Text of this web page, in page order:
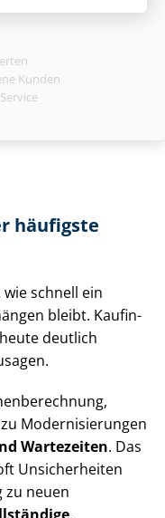
Kunden
häufigste
schnell ein
bleibt. Kauf­in­
deutlich
Mo­der­ni­sie­run­gen
Wartezeiten. Das
Unsicherheiten
zu neuen